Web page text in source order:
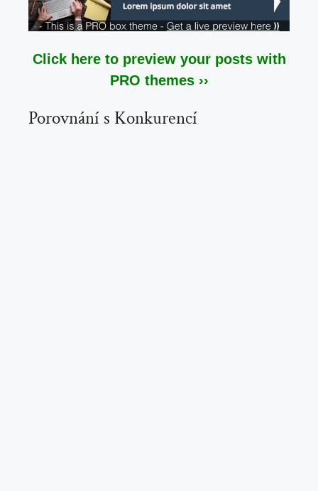
Click here to preview your posts with
PRO themes ››
Porovnání s Konkurencí